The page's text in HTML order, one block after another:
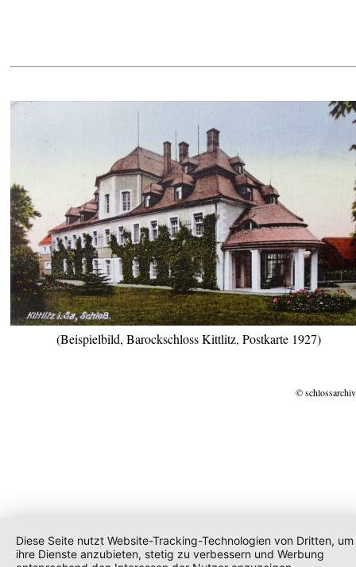
(Beispielbild, Barockschloss Kittlitz, Postkarte 1927)
©
Diese Seite nutzt Website-Tracking-Technologien von Dritten, um
ihre Dienste anzubieten, stetig zu verbessern und Werbung